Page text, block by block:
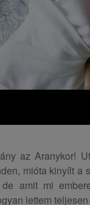
az Aranykor!
mióta kinyílt a
de amit mi
lettem